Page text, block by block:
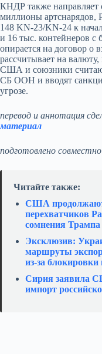
КНДР также направляет
миллионы артснарядов,
148 KN-23/KN-24 к
и 16 тыс. контейнеров с
опирается на договор
рассчитывает на
США и союзники
СБ ООН и вводят
угрозе.
перевод и аннотация
материал
подготовлено
Читайте также:
США продолжают
перехватчиков
сомнения Трампа
Эксклюзив:
маршруты
из‑за
Сирия заявила
импорт